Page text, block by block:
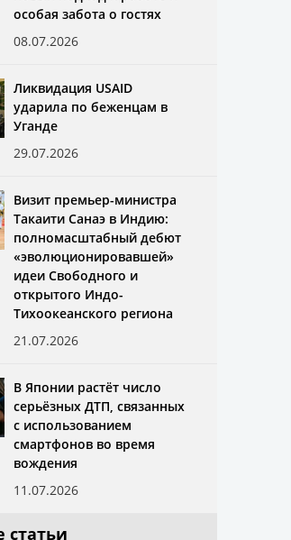
особая забота о гостях
08.07.2026
Ликвидация USAID
ударила по беженцам в
Уганде
29.07.2026
Визит премьер-министра
Такаити Санаэ в Индию:
полномасштабный дебют
«эволюционировавшей»
идеи Свободного и
открытого Индо-
Тихоокеанского региона
21.07.2026
В Японии растёт число
серьёзных ДТП, связанных
с использованием
смартфонов во время
вождения
11.07.2026
статьи